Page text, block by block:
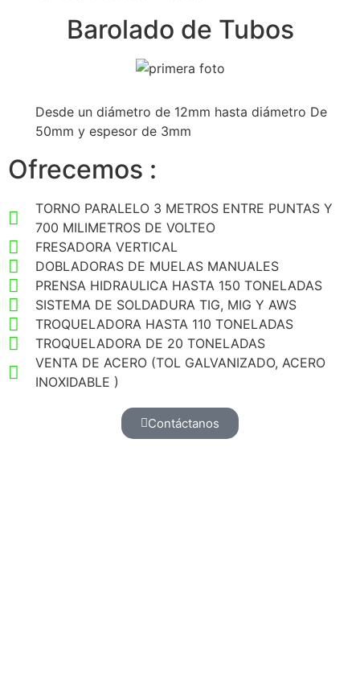
Barolado de Tubos
Desde un diámetro de 12mm hasta diámetro De
50mm y espesor de 3mm
Ofrecemos :
TORNO PARALELO 3 METROS ENTRE PUNTAS Y
700 MILIMETROS DE VOLTEO
FRESADORA VERTICAL
DOBLADORAS DE MUELAS MANUALES
PRENSA HIDRAULICA HASTA 150 TONELADAS
SISTEMA DE SOLDADURA TIG, MIG Y AWS
TROQUELADORA HASTA 110 TONELADAS
TROQUELADORA DE 20 TONELADAS
VENTA DE ACERO (TOL GALVANIZADO, ACERO
INOXIDABLE )
Contáctanos